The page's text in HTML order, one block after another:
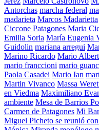
Antorchas marcha federal
madarieta Marcos Madarietta
Ciccone Patagones Maria
Emilia Soria María Eugenia
Guidolin mariana arregui
Marino Ricardo Mario
mario franccioni mario
Paola Casadei Mario Ian
Martin Vivanco Massa
en Viedma Maximiliano
ambiente Mesa de Barrios
Carmen de Patagones Mi
Miguel Picheto se reunió